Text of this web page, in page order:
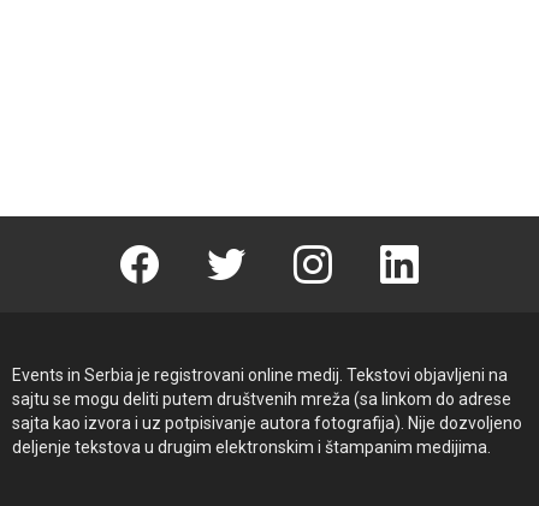
Facebook Twitter instagram linkedin
Events in Serbia je registrovani online medij. Tekstovi objavljeni na
sajtu se mogu deliti putem društvenih mreža (sa linkom do adrese
sajta kao izvora i uz potpisivanje autora fotografija). Nije dozvoljeno
deljenje tekstova u drugim elektronskim i štampanim medijima.